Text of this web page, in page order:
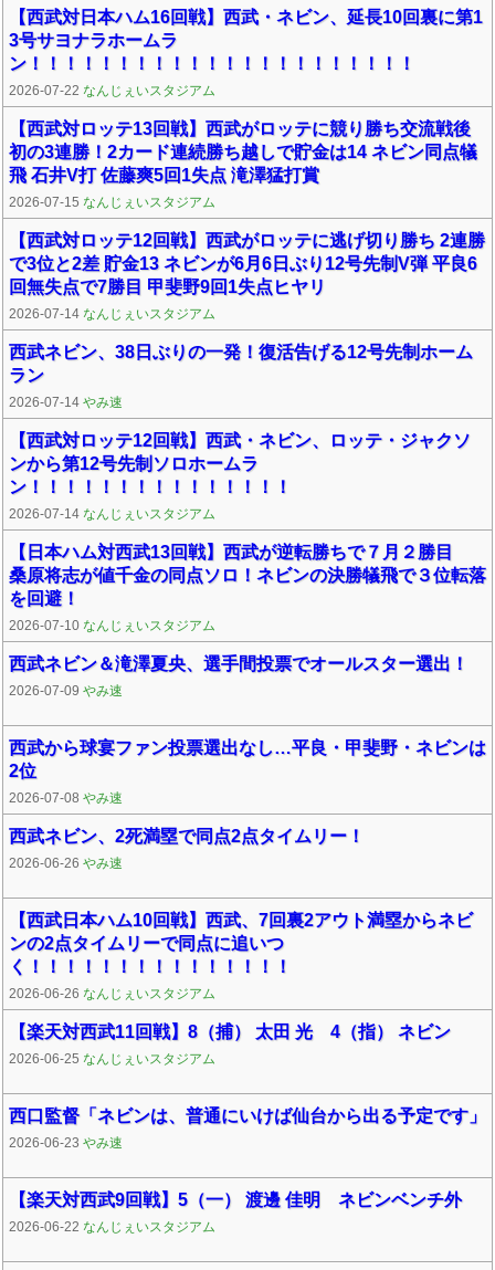
【西武対日本ハム16回戦】西武・ネビン、延長10回裏に第1
3号サヨナラホームラ
ン！！！！！！！！！！！！！！！！！！！！！！
2026-07-22 なんじぇいスタジアム
【西武対ロッテ13回戦】西武がロッテに競り勝ち交流戦後
初の3連勝！2カード連続勝ち越しで貯金は14 ネビン同点犠
飛 石井V打 佐藤爽5回1失点 滝澤猛打賞
2026-07-15 なんじぇいスタジアム
【西武対ロッテ12回戦】西武がロッテに逃げ切り勝ち 2連勝
で3位と2差 貯金13 ネビンが6月6日ぶり12号先制V弾 平良6
回無失点で7勝目 甲斐野9回1失点ヒヤリ
2026-07-14 なんじぇいスタジアム
西武ネビン、38日ぶりの一発！復活告げる12号先制ホーム
ラン
2026-07-14 やみ速
【西武対ロッテ12回戦】西武・ネビン、ロッテ・ジャクソ
ンから第12号先制ソロホームラ
ン！！！！！！！！！！！！！！！
2026-07-14 なんじぇいスタジアム
【日本ハム対西武13回戦】西武が逆転勝ちで７月２勝目
桑原将志が値千金の同点ソロ！ネビンの決勝犠飛で３位転落
を回避！
2026-07-10 なんじぇいスタジアム
西武ネビン＆滝澤夏央、選手間投票でオールスター選出！
2026-07-09 やみ速
西武から球宴ファン投票選出なし…平良・甲斐野・ネビンは
2位
2026-07-08 やみ速
西武ネビン、2死満塁で同点2点タイムリー！
2026-06-26 やみ速
【西武日本ハム10回戦】西武、7回裏2アウト満塁からネビ
ンの2点タイムリーで同点に追いつ
く！！！！！！！！！！！！！！！
2026-06-26 なんじぇいスタジアム
【楽天対西武11回戦】8（捕） 太田 光 4（指） ネビン
2026-06-25 なんじぇいスタジアム
西口監督「ネビンは、普通にいけば仙台から出る予定です」
2026-06-23 やみ速
【楽天対西武9回戦】5（一） 渡邊 佳明 ネビンベンチ外
2026-06-22 なんじぇいスタジアム